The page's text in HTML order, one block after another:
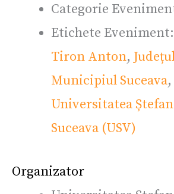
Categorie
Etichete Eveniment:
Tiron Anton,
Municipiul Suceava,
Universitatea
Suceava (USV)
Organizator